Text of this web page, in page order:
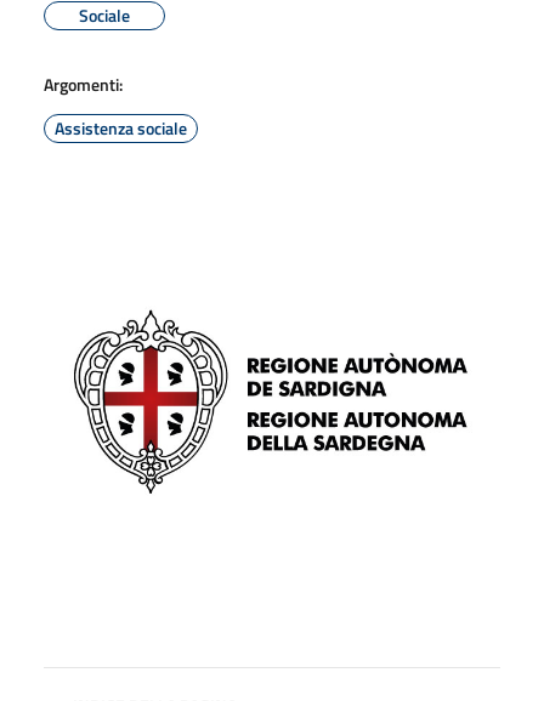
Sociale
Argomenti:
Assistenza sociale